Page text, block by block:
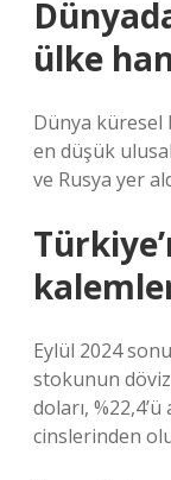
ülke
Dünya küresel
en düşük
ve Rusya yer
Eylül 2024
stokunun
doları,
cinslerinden